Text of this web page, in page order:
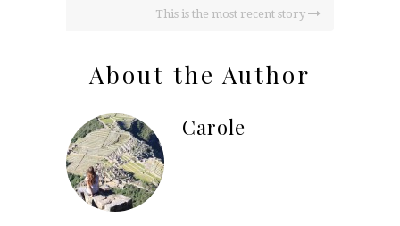
This is the most recent story
About the Author
Carole